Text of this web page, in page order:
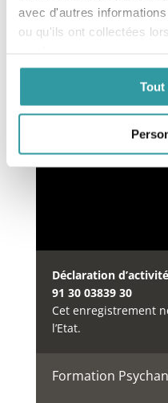
avec d'autres
ou qu'ils ont collectées
Tout
Notre organisme de
DataDock
depuis le 15/05/
Déclaration
91 30 03839 30
Cet enregistrement
l’Etat.
Formation